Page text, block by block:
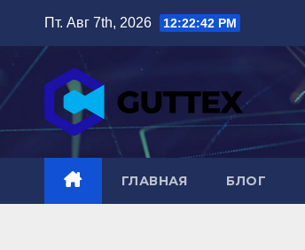
содержимому
Пт. Авг 7th, 2026 12:22:43 PM
ГЛАВНАЯ БЛОГ